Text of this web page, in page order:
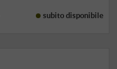
subito disponibile